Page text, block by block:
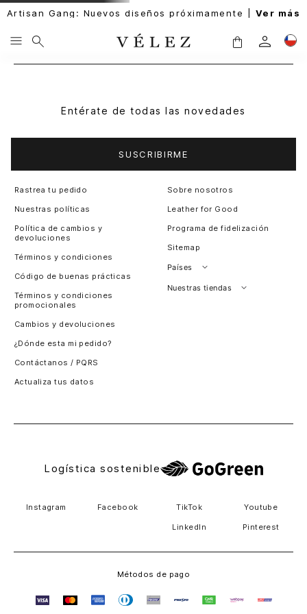
Artisan Gang: Nuevos diseños próximamente | Ver más
Entérate de todas las novedades
SUSCRIBIRME
Rastrea tu pedido
Nuestras políticas
Política de cambios y
devoluciones
Términos y condiciones
Código de buenas prácticas
Términos y condiciones
promocionales
Cambios y devoluciones
¿Dónde esta mi pedido?
Contáctanos / PQRS
Actualiza tus datos
Sobre nosotros
Leather for Good
Programa de fidelización
Sitemap
Países
Perú
Nuestras tiendas
Logística sostenible
Instagram Facebook TikTok Youtube
LinkedIn Pinterest
Métodos de pago